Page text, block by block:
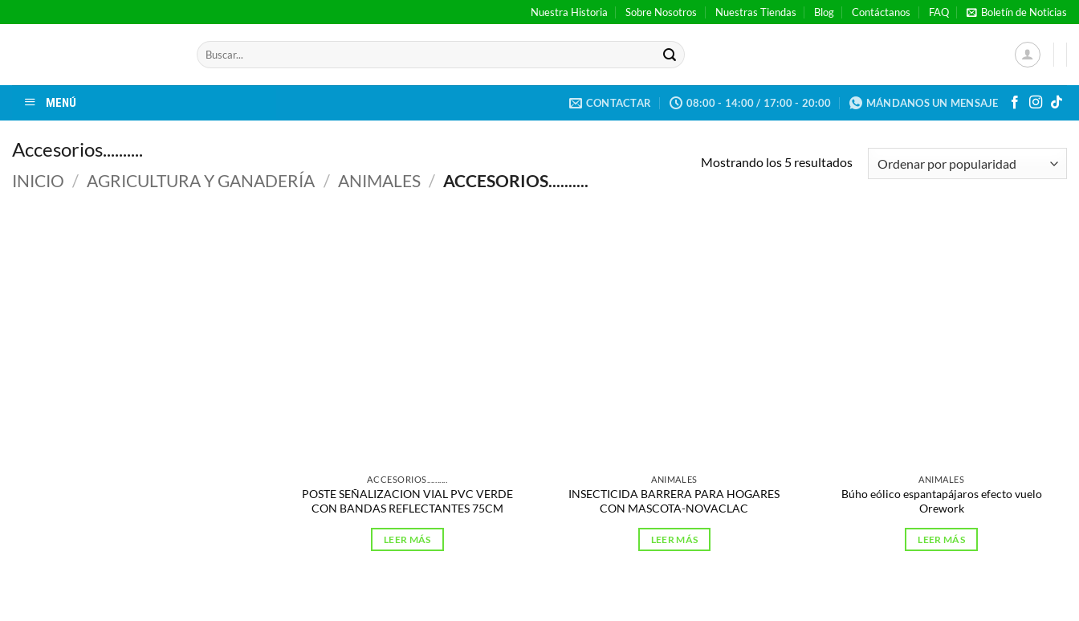
al
Nuestra Historia Sobre Nosotros Nuestras Tiendas Blog Contáctanos FAQ Boletín de Noticias
Buscar
por:
MENÚ CONTACTAR 08:00 - 14:00 / 17:00 - 20:00 MÁNDANOS UN MENSAJE
Accesorios..........
INICIO / AGRICULTURA Y GANADERÍA / ANIMALES / ACCESORIOS..........
Mostrando los 5 resultadosOrdenado
por
ACCESORIOS..........
POSTE SEÑALIZACION VIAL PVC VERDE
CON BANDAS REFLECTANTES 75CM
LEER MÁS
ANIMALES
INSECTICIDA BARRERA PARA HOGARES
CON MASCOTA-NOVACLAC
LEER MÁS
ANIMALES
Búho eólico espantapájaros efecto vuelo
Orework
LEER MÁS